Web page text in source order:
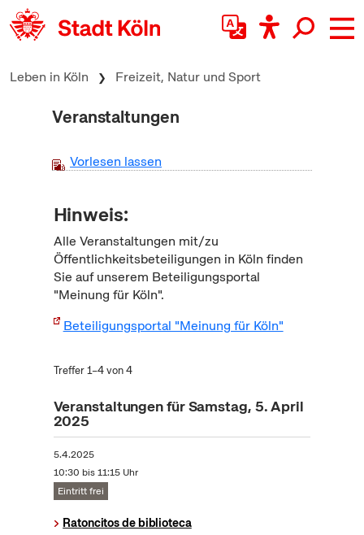
zum Inhalt springen
Leben in Köln Freizeit, Natur und Sport
Veranstaltungen
Vorlesen lassen
Hinweis:
Alle Veranstaltungen mit/zu
Öffentlichkeitsbeteiligungen in Köln finden
Sie auf unserem Beteiligungsportal
"Meinung für Köln".
Beteiligungsportal "Meinung für Köln"
Treffer 1–4 von 4
Veranstaltungen für Samstag, 5. April
2025
5.4.2025
10:30 bis 11:15 Uhr
Eintritt frei
Ratoncitos de biblioteca